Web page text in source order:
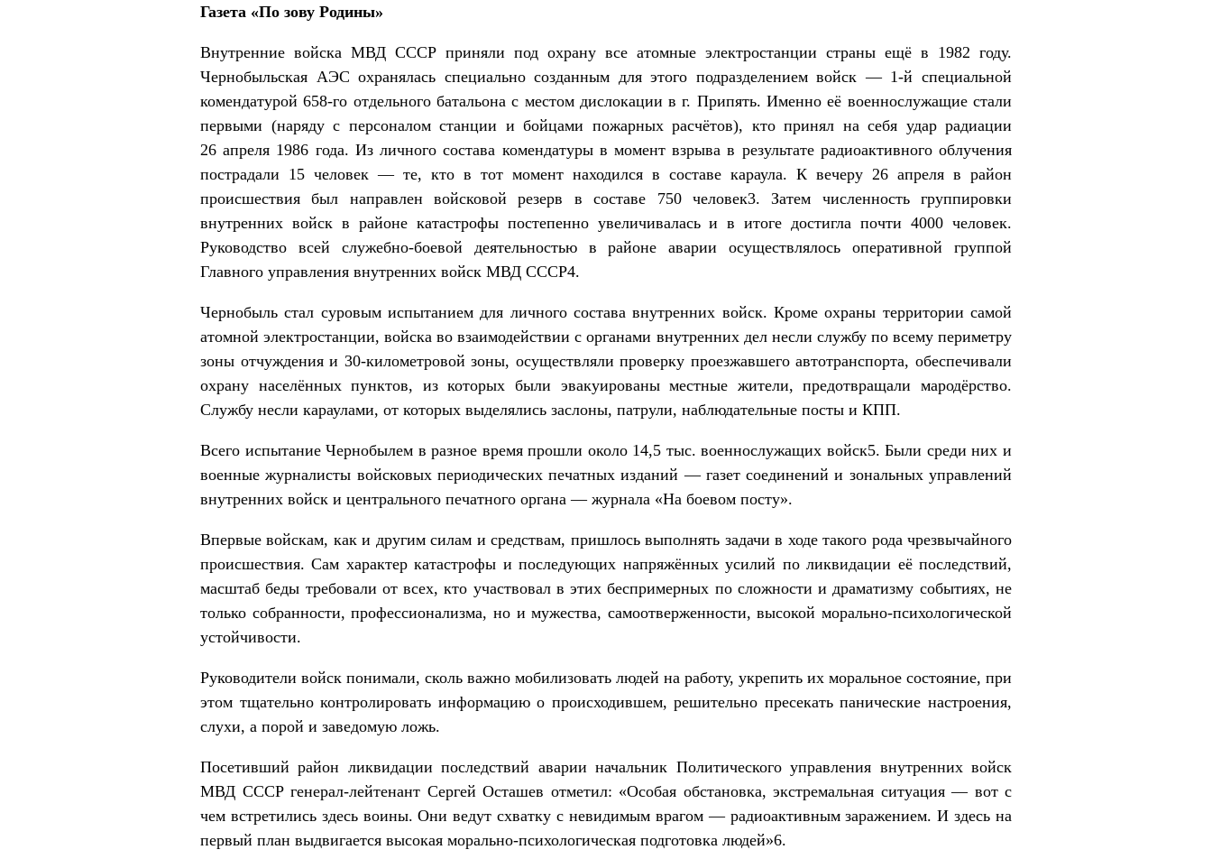
Газета «По зову Родины»
Внутренние войска МВД СССР приняли под охрану все атомные электростанции страны ещё в 1982 году.
Чернобыльская АЭС охранялась специально созданным для этого подразделением войск — 1-й специальной
комендатурой 658-го отдельного батальона с местом дислокации в г. Припять. Именно её военнослужащие стали
первыми (наряду с персоналом станции и бойцами пожарных расчётов), кто принял на себя удар радиации
26 апреля 1986 года. Из личного состава комендатуры в момент взрыва в результате радиоактивного облучения
пострадали 15 человек — те, кто в тот момент находился в составе караула. К вечеру 26 апреля в район
происшествия был направлен войсковой резерв в составе 750 человек3. Затем численность группировки
внутренних войск в районе катастрофы постепенно увеличивалась и в итоге достигла почти 4000 человек.
Руководство всей служебно-боевой деятельностью в районе аварии осуществлялось оперативной группой
Главного управления внутренних войск МВД СССР4.
Чернобыль стал суровым испытанием для личного состава внутренних войск. Кроме охраны территории самой
атомной электростанции, войска во взаимодействии с органами внутренних дел несли службу по всему периметру
зоны отчуждения и 30-километровой зоны, осуществляли проверку проезжавшего автотранспорта, обеспечивали
охрану населённых пунктов, из которых были эвакуированы местные жители, предотвращали мародёрство.
Службу несли караулами, от которых выделялись заслоны, патрули, наблюдательные посты и КПП.
Всего испытание Чернобылем в разное время прошли около 14,5 тыс. военнослужащих войск5. Были среди них и
военные журналисты войсковых периодических печатных изданий — газет соединений и зональных управлений
внутренних войск и центрального печатного органа — журнала «На боевом посту».
Впервые войскам, как и другим силам и средствам, пришлось выполнять задачи в ходе такого рода чрезвычайного
происшествия. Сам характер катастрофы и последующих напряжённых усилий по ликвидации её последствий,
масштаб беды требовали от всех, кто участвовал в этих беспримерных по сложности и драматизму событиях, не
только собранности, профессионализма, но и мужества, самоотверженности, высокой морально-психологической
устойчивости.
Руководители войск понимали, сколь важно мобилизовать людей на работу, укрепить их моральное состояние, при
этом тщательно контролировать информацию о происходившем, решительно пресекать панические настроения,
слухи, а порой и заведомую ложь.
Посетивший район ликвидации последствий аварии начальник Политического управления внутренних войск
МВД СССР генерал-лейтенант Сергей Осташев отметил: «Особая обстановка, экстремальная ситуация — вот с
чем встретились здесь воины. Они ведут схватку с невидимым врагом — радиоактивным заражением. И здесь на
первый план выдвигается высокая морально-психологическая подготовка людей»6.